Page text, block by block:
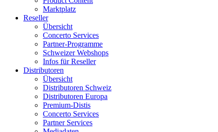
Marktplatz
Reseller
Übersicht
Concerto Services
Partner-Programme
Schweizer Webshops
Infos für Reseller
Distributoren
Übersicht
Distributoren Schweiz
Distributoren Europa
Premium-Distis
Concerto Services
Partner Services